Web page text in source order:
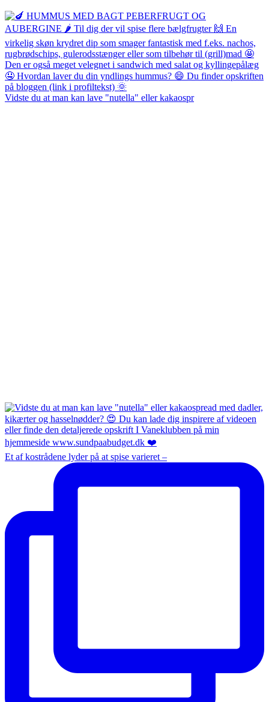
Vidste du at man kan lave "nutella" eller kakaospr
Et af kostrådene lyder på at spise varieret –